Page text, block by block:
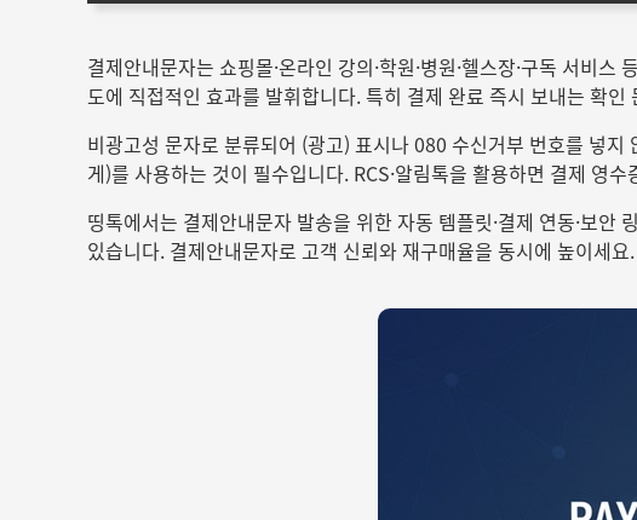
결제안내문자는 쇼핑몰·온라인 강의·학원·병원·헬스장·구독 서비
도에 직접적인 효과를 발휘합니다. 특히 결제 완료 즉시 보내는 확
비광고성 문자로 분류되어 (광고) 표시나 080 수신거부 번호를 넣
게)를 사용하는 것이 필수입니다. RCS·알림톡을 활용하면 결제 영
띵톡에서는 결제안내문자 발송을 위한 자동 템플릿·결제 연동·보안
있습니다. 결제안내문자로 고객 신뢰와 재구매율을 동시에 높이세요.